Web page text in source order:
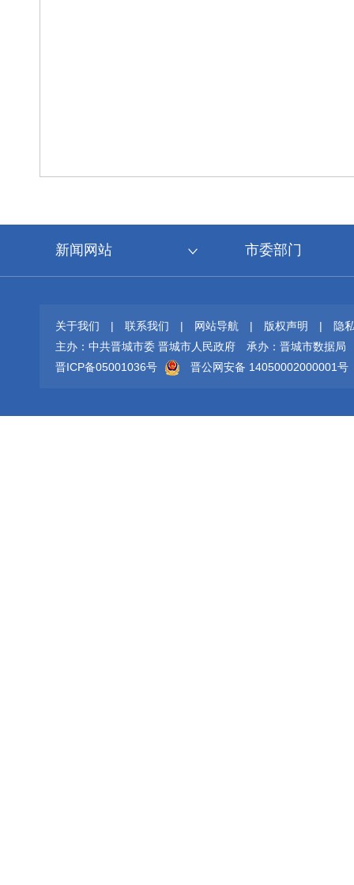
新闻网站 市委部门
关于我们 | 联系我们 | 网站导航 | 版权声明 |
隐
主办：中共晋城市委 晋城市人民政府
承办：晋城市数据局
晋ICP备05001036号
晋公网安备 14050002000001号